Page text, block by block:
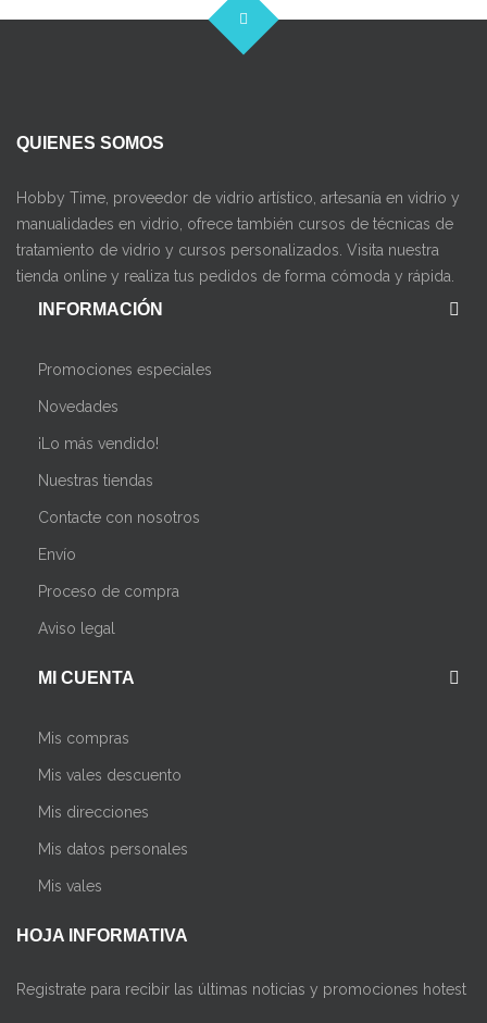
QUIENES SOMOS
Hobby Time, proveedor de vidrio artístico, artesanía en vidrio y
manualidades en vidrio, ofrece también cursos de técnicas de
tratamiento de vidrio y cursos personalizados. Visita nuestra
tienda online y realiza tus pedidos de forma cómoda y rápida.
INFORMACIÓN
Promociones especiales
Novedades
¡Lo más vendido!
Nuestras tiendas
Contacte con nosotros
Envío
Proceso de compra
Aviso legal
MI CUENTA
Mis compras
Mis vales descuento
Mis direcciones
Mis datos personales
Mis vales
HOJA INFORMATIVA
Registrate para recibir las últimas noticias y promociones hotest